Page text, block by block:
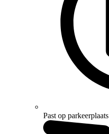
Past op parkeerplaats